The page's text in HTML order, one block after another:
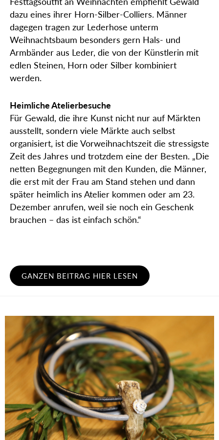
dazu eines ihrer Horn-Silber-Colliers. Männer
dagegen tragen zur Lederhose unterm
Weihnachtsbaum besonders gern Hals- und
Armbänder aus Leder, die von der Künstlerin mit
edlen Steinen, Horn oder Silber kombiniert
werden.
Heimliche Atelierbesuche
Für Gewald, die ihre Kunst nicht nur auf Märkten
ausstellt, sondern viele Märkte auch selbst
organisiert, ist die Vorweihnachtszeit die stressigste
Zeit des Jahres und trotzdem eine der Besten. „Die
netten Begegnungen mit den Kunden, die Männer,
die erst mit der Frau am Stand stehen und dann
später heimlich ins Atelier kommen oder am 23.
Dezember anrufen, weil sie noch ein Geschenk
brauchen – das ist einfach schön.“
GANZEN BEITRAG HIER LESEN